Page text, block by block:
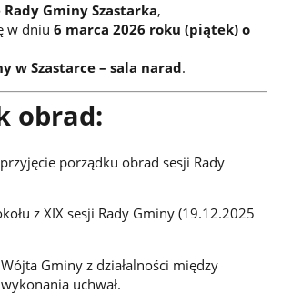
Rady Gminy Szastarka,
w dniu 6 marca 2026 roku (piątek) o
w Szastarce – sala narad.
obrad:
porządku obrad sesji Rady
z XIX sesji Rady Gminy (19.12.2025
Gminy z działalności między
uchwał.